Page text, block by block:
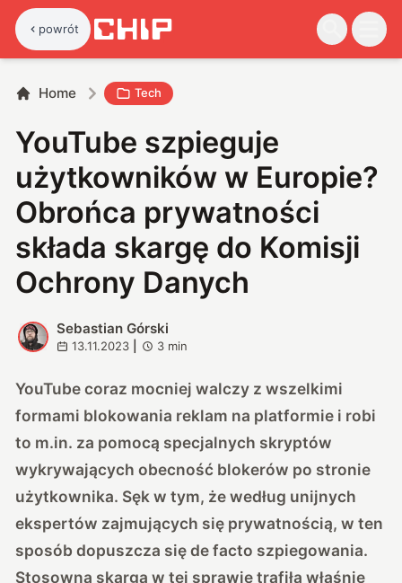
powrót
Home Tech
YouTube szpieguje
użytkowników w Europie?
Obrońca prywatności
składa skargę do Komisji
Ochrony Danych
S
Sebastian Górski
13.11.2023 3 min
YouTube coraz mocniej walczy z wszelkimi
formami blokowania reklam na platformie i robi
to m.in. za pomocą specjalnych skryptów
wykrywających obecność blokerów po stronie
użytkownika. Sęk w tym, że według unijnych
ekspertów zajmujących się prywatnością, w ten
sposób dopuszcza się de facto szpiegowania.
Stosowna skarga w tej sprawie trafiła właśnie